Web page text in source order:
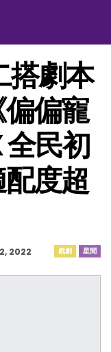
搭劇本
偏寵
民初
度超
戲劇 星聞
2022